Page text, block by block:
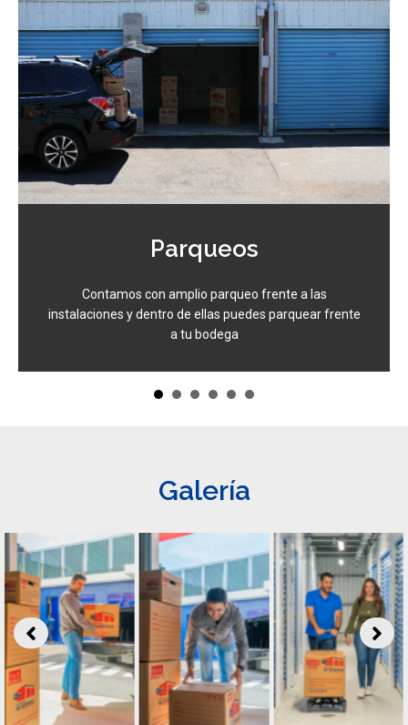
Amplitud
Donde podrás ingresar cualquier vehículo, camión y
hasta contenedores de 20 o 40 pies
Galería